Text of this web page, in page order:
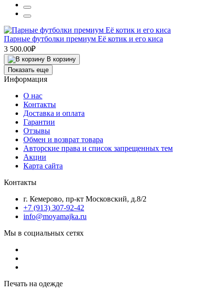
Парные футболки премиум Её котик и его киса
3 500.00₽
В корзину
Показать еще
Информация
О нас
Контакты
Доставка и оплата
Гарантии
Отзывы
Обмен и возврат товара
Авторские права и список запрещенных тем
Акции
Карта сайта
Контакты
г. Кемерово, пр-кт Московский, д.8/2
+7 (913) 307-92-42
info@moyamajka.ru
Мы в социальных сетях
Печать на одежде